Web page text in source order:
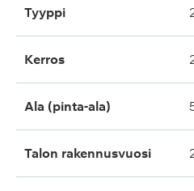
Tyyppi
Kerros
Ala (pinta-ala)
Talon rakennusvuosi